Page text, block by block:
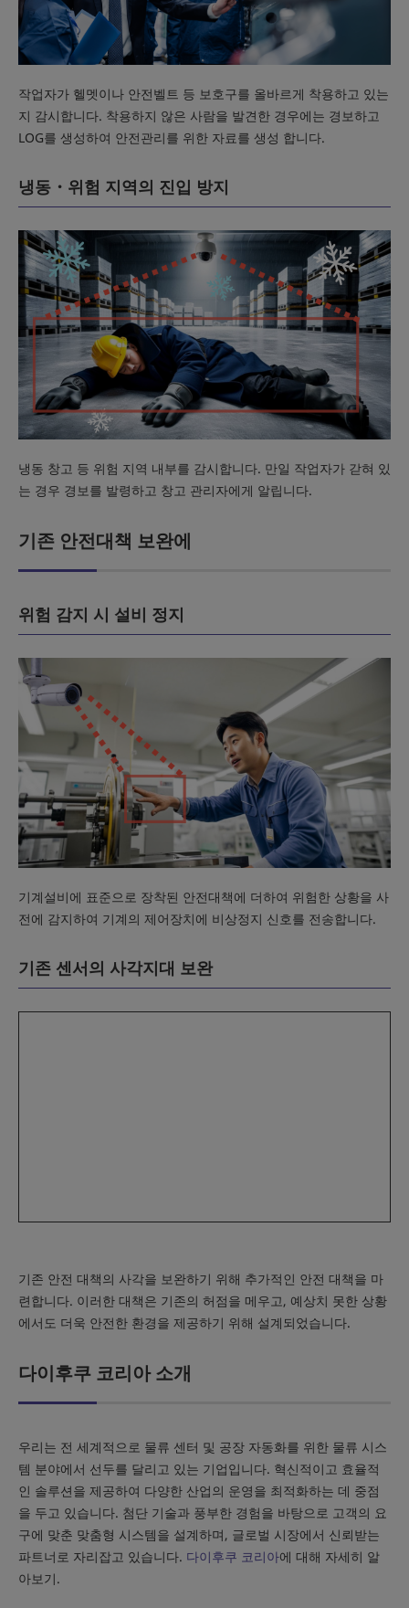
작업자가 헬멧이나 안전벨트 등 보호구를 올바르게 착용하고 있는
지 감시합니다. 착용하지 않은 사람을 발견한 경우에는 경보하고
LOG를 생성하여 안전관리를 위한 자료를 생성 합니다.
냉동・위험 지역의 진입 방지
냉동 창고 등 위험 지역 내부를 감시합니다. 만일 작업자가 갇혀 있
는 경우 경보를 발령하고 창고 관리자에게 알립니다.
기존 안전대책 보완에
위험 감지 시 설비 정지
기계설비에 표준으로 장착된 안전대책에 더하여 위험한 상황을 사
전에 감지하여 기계의 제어장치에 비상정지 신호를 전송합니다.
기존 센서의 사각지대 보완
기존 안전 대책의 사각을 보완하기 위해 추가적인 안전 대책을 마
련합니다. 이러한 대책은 기존의 허점을 메우고, 예상치 못한 상황
에서도 더욱 안전한 환경을 제공하기 위해 설계되었습니다.
다이후쿠 코리아 소개
우리는 전 세계적으로 물류 센터 및 공장 자동화를 위한 물류 시스
템 분야에서 선두를 달리고 있는 기업입니다. 혁신적이고 효율적
인 솔루션을 제공하여 다양한 산업의 운영을 최적화하는 데 중점
을 두고 있습니다. 첨단 기술과 풍부한 경험을 바탕으로 고객의 요
구에 맞춘 맞춤형 시스템을 설계하며, 글로벌 시장에서 신뢰받는
파트너로 자리잡고 있습니다. 다이후쿠 코리아에 대해 자세히 알
아보기.